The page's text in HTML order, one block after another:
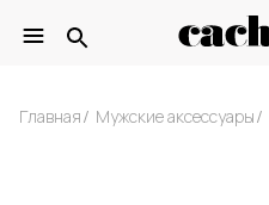
Главная Мужские аксессуары